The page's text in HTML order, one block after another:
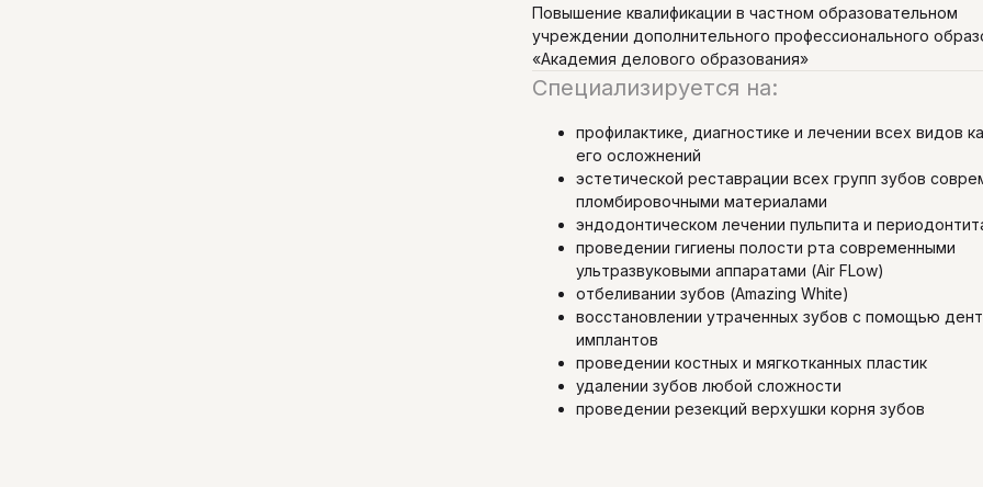
Повышение квалификации в частном образовательном
учреждении дополнительного профессионального
«Академия делового образования»
Специализируется на:
профилактике, диагностике и лечении всех видов
его осложнений
эстетической реставрации всех групп зубов
пломбировочными материалами
эндодонтическом лечении пульпита и
проведении гигиены полости рта современными
ультразвуковыми аппаратами (Air FLow)
отбеливании зубов (Amazing White)
восстановлении утраченных зубов с помощью
имплантов
проведении костных и мягкотканных пластик
удалении зубов любой сложности
проведении резекций верхушки корня зубов